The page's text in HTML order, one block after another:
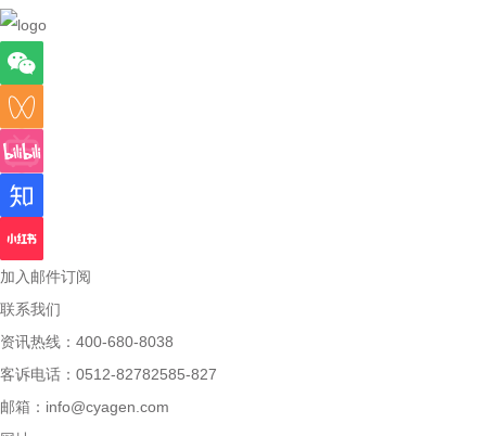
加入邮件订阅
联系我们
资讯热线：400-680-8038
客诉电话：0512-82782585-827
邮箱： info@cyagen.com